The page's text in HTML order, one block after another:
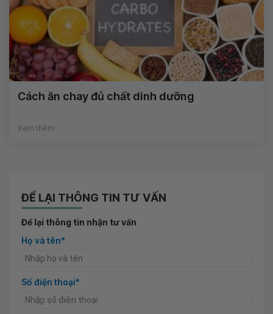
Cách ăn chay đủ chất dinh dưỡng
Xem thêm
ĐỂ LẠI THÔNG TIN TƯ VẤN
Để lại thông tin nhận tư vấn
Họ và tên*
Số điện thoại*